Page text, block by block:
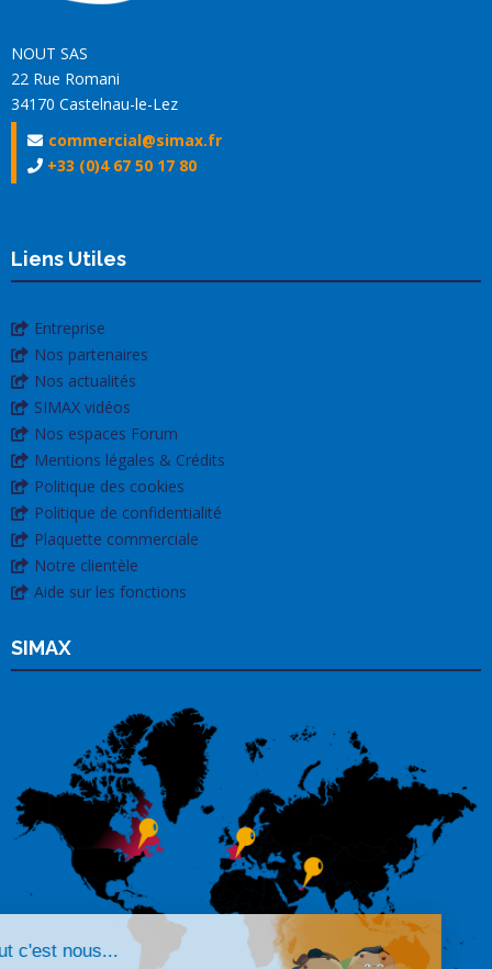
NOUT SAS
22 Rue Romani
34170 Castelnau-le-Lez
commercial@simax.fr
+33 (0)4 67 50 17 80
Liens Utiles
Entreprise
Nos partenaires
Nos actualités
SIMAX vidéos
Nos espaces Forum
Mentions légales & Crédits
Politique des cookies
Politique de confidentialité
Plaquette commerciale
Notre clientèle
Aide sur les fonctions
SIMAX